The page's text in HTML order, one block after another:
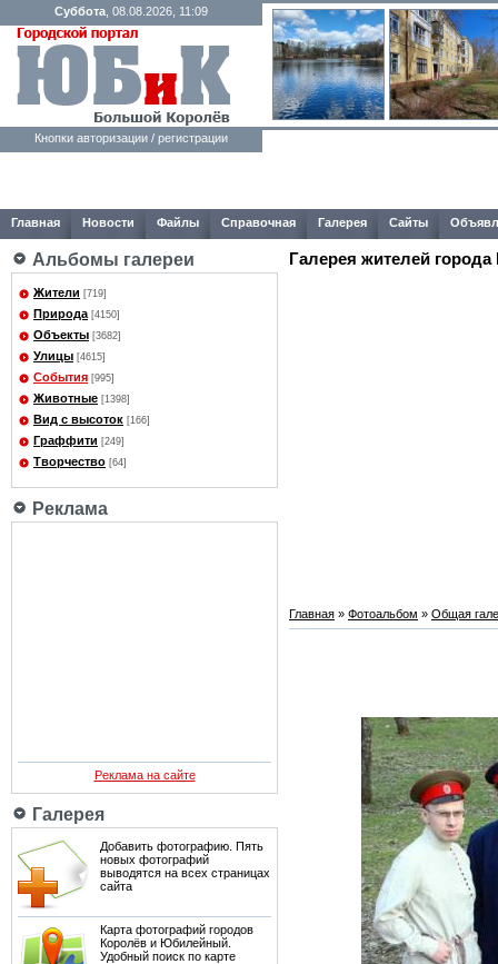
Суббота , 08.08.2026, 11:09
Кнопки авторизации / регистрации
Главная Новости Файлы Справочная Галерея Сайты
Альбомы галереи
Жители [719]
Природа [4150]
Объекты [3682]
Улицы [4615]
События [995]
Животные [1398]
Вид с высоток [166]
Граффити [249]
Творчество [64]
Реклама
Реклама на сайте
Галерея
Добавить фотографию. Пять
новых фотографий
выводятся на всех страницах
сайта
Карта фотографий городов
Королёв и Юбилейный.
Удобный поиск по карте
Галерея жителей города
Главная » Фотоальбом » Общая